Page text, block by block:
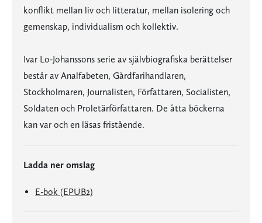
konflikt mellan liv och litteratur, mellan isolering och
gemenskap, individualism och kollektiv.
Ivar Lo-Johanssons serie av självbiografiska berättelser
består av Analfabeten, Gårdfarihandlaren,
Stockholmaren, Journalisten, Författaren, Socialisten,
Soldaten och Proletärförfattaren. De åtta böckerna
kan var och en läsas fristående.
Ladda ner omslag
E-bok (EPUB2)